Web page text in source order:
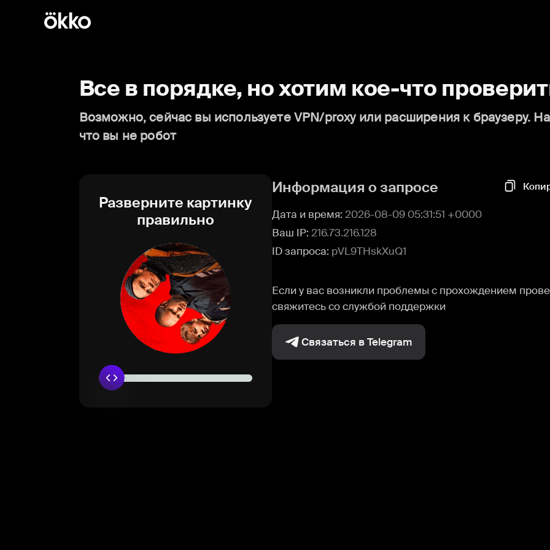
Все в порядке, но хотим кое-что
Возможно, сейчас вы используете VPN/proxy или расширения к браузеру.
что вы не робот
Разверните картинку
правильно
Информация о запросе
Дата и время: 2026-08-09 05:31:51 +0000
Ваш IP: 216.73.216.128
ID запроса: pVL9THskXuQ1
Если у вас возникли проблемы с прохождением
свяжитесь со службой поддержки
Связаться в Telegram